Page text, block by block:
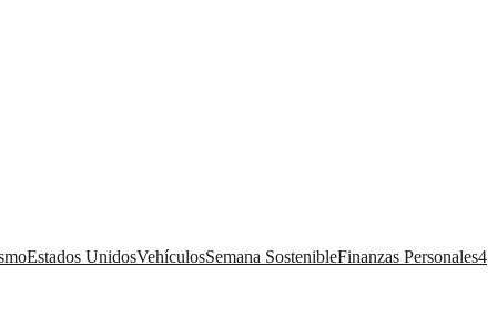
Estados UnidosVehículosSemana SostenibleFinanzas Personales4